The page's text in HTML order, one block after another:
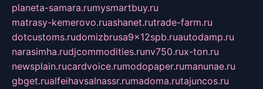
planeta-samara.rumysmartbuy.ru
matrasy-kemerovo.ruashanet.rutrade-farm.ru
dotcustoms.rudomizbrusa9x12spb.ruautodamp.ru
narasimha.rudjcommodities.runv750.rux-ton.ru
newsplain.rucardvoice.rumodopaper.rumanunae.ru
gbget.rualfeihavsalnassr.rumadoma.rutajuncos.ru